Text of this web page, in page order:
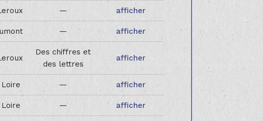
— afficher
— afficher
Des chiffres et
des lettres
afficher
— afficher
— afficher